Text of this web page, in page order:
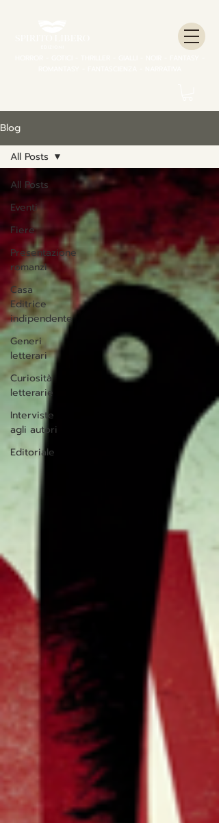
Blog
All Posts
Eventi
Fiere
Presentazione
romanzi
Casa
Editrice
indipendente
Generi
letterari
Curiosità
letterarie
Interviste
agli autori
Editoriale
All Posts